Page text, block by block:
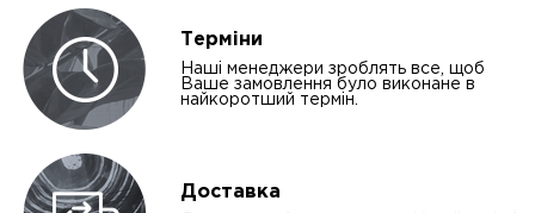
Терміни
Наші менеджери зроблять все, щоб
Ваше замовлення було виконане в
найкоротший термін.
Доставка